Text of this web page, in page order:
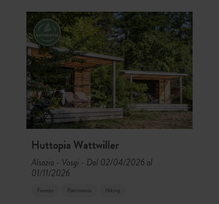
Huttopia Wattwiller
Alsazia - Vosgi - Dal 02/04/2026 al
01/11/2026
Foresta Patrimonio Hiking